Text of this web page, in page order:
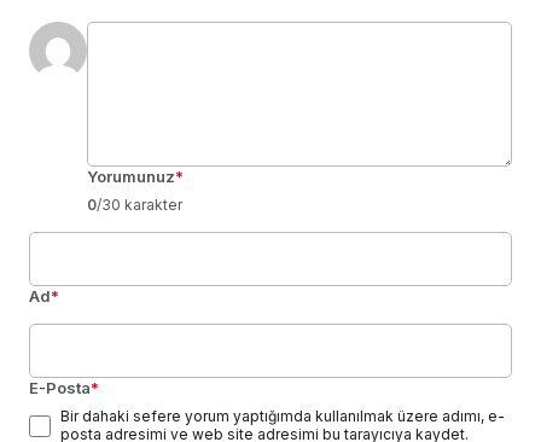
Yorumunuz*
0/30 karakter
Ad*
E-Posta*
Bir dahaki sefere yorum yaptığımda kullanılmak üzere adımı, e-
posta adresimi ve web site adresimi bu tarayıcıya kaydet.